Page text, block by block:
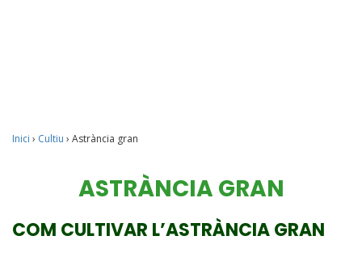
Inici › Cultiu › Astrància gran
ASTRÀNCIA GRAN
COM CULTIVAR L’ASTRÀNCIA GRAN